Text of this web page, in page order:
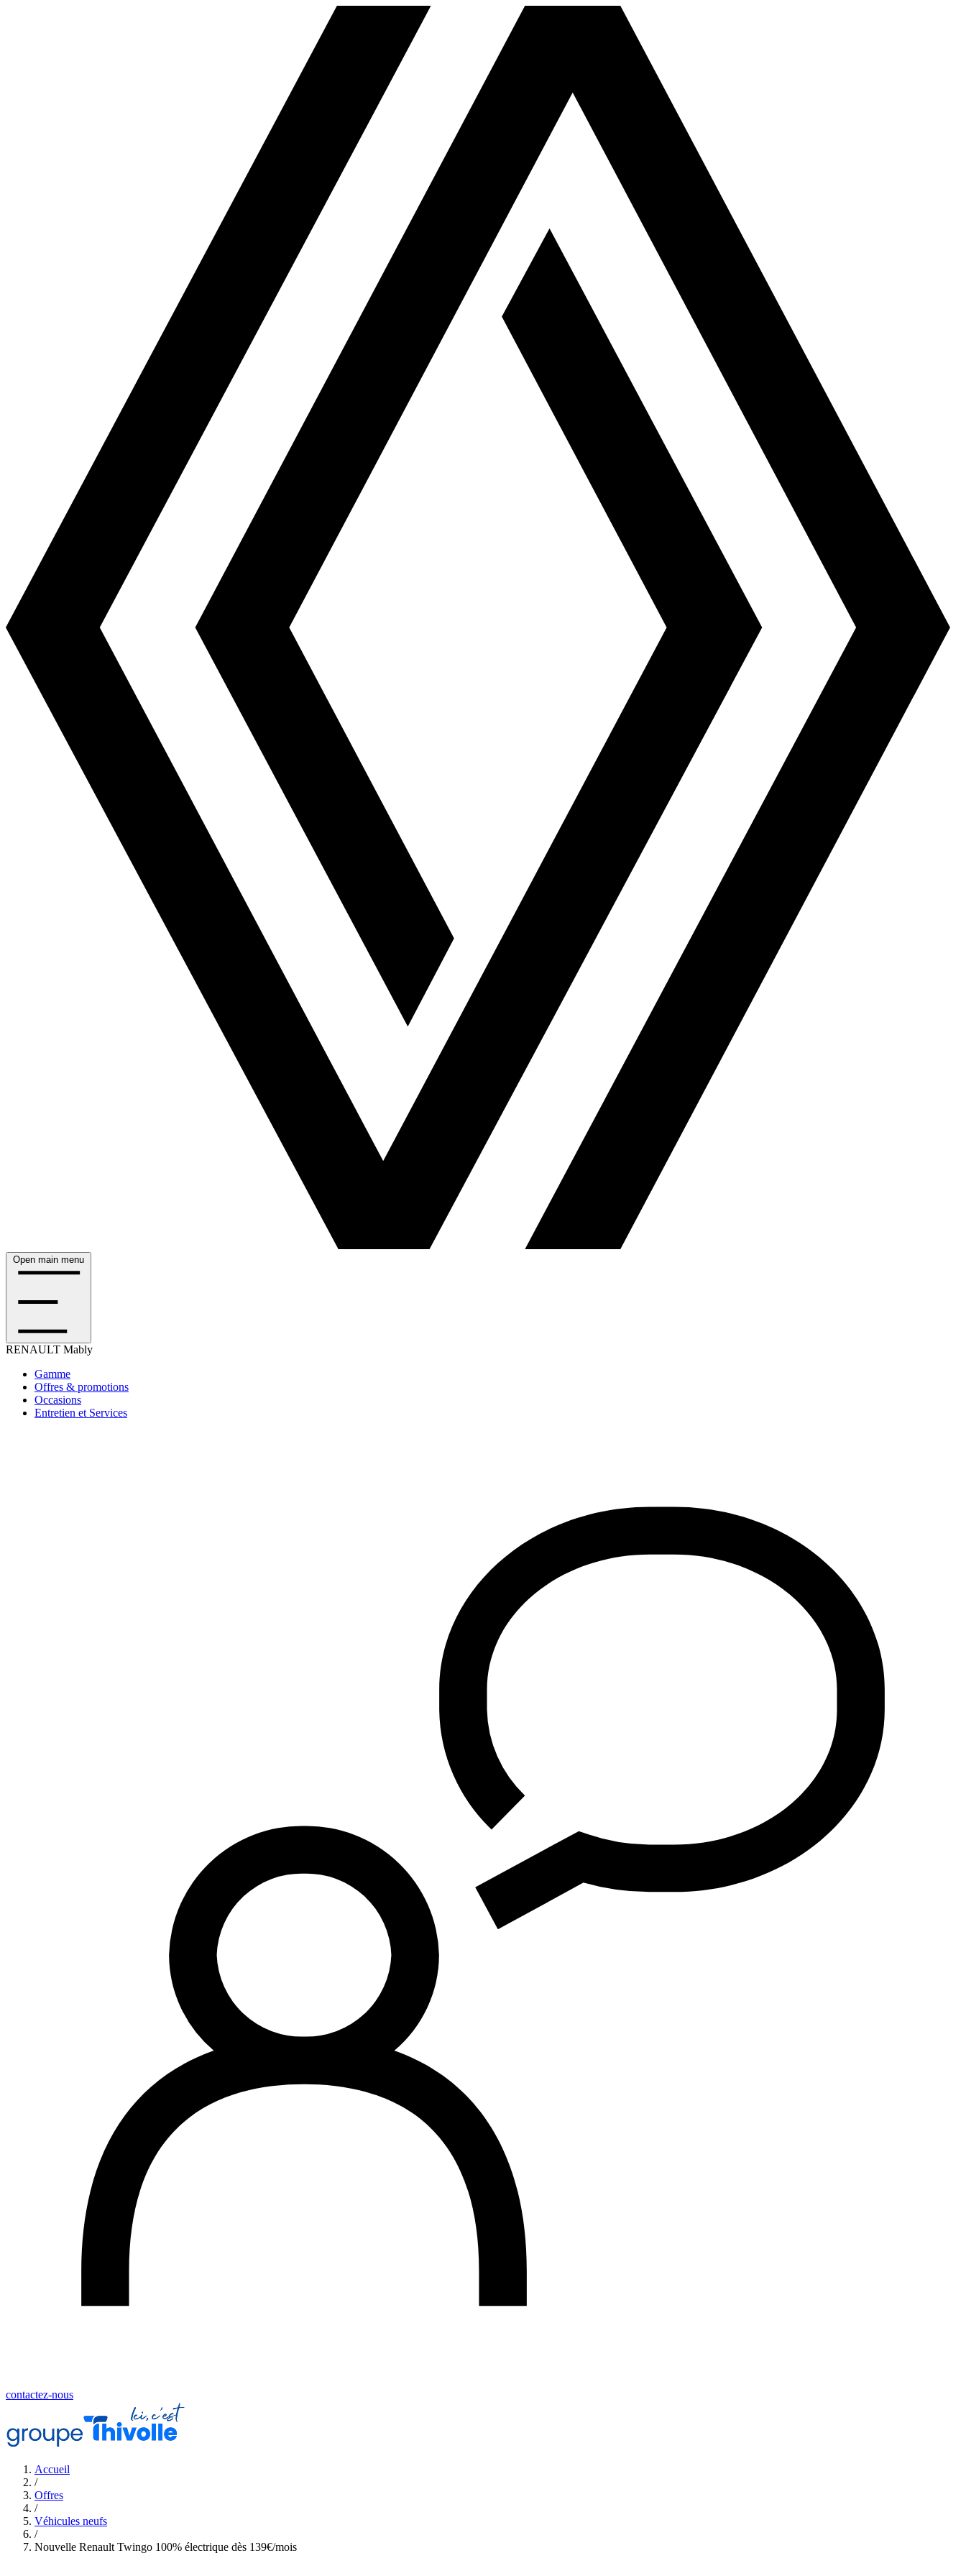
Open main menu
RENAULT Mably
Gamme
Offres & promotions
Occasions
Entretien et Services
contactez-nous
Accueil
/
Offres
/
Véhicules neufs
/
Nouvelle Renault Twingo 100% électrique dès 139€/mois